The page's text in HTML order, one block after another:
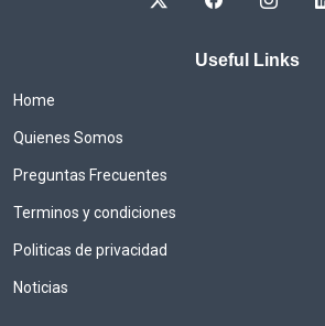
Useful Links
Home
Quienes Somos
Preguntas Frecuentes
Terminos y condiciones
Politicas de privacidad
Noticias